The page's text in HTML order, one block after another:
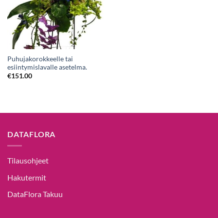
Puhujakorokkeelle tai
esiintymislavalle asetelma.
€151.00
DATAFLORA
Tilausohjeet
Hakutermit
DataFlora Takuu